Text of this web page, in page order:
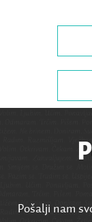
Pošalji nam